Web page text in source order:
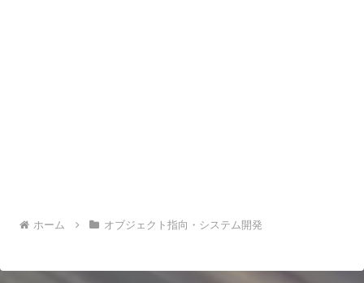
ホーム オブジェクト指向・システム開発